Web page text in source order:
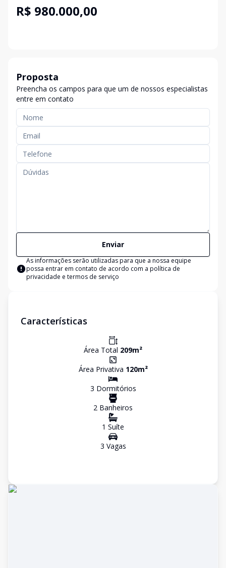
R$ 980.000,00
Proposta
Preencha os campos para que um de nossos especialistas
entre em contato
Enviar
As informações serão utilizadas para que a nossa equipe
possa entrar em contato de acordo com a política de
privacidade e termos de serviço
Características
Área Total 209m²
Área Privativa 120m²
3 Dormitórios
2 Banheiros
1 Suíte
3 Vagas